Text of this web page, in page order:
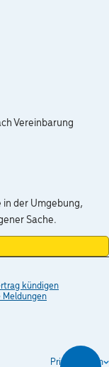
Vereinbarung
der Umgebung,
Sache.
kündigen
Privatkunden